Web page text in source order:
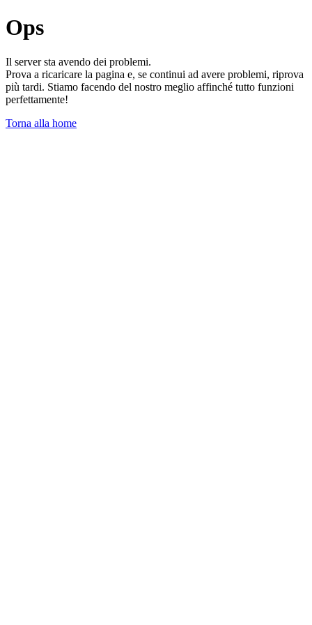
Ops
Il server sta avendo dei problemi.
Prova a ricaricare la pagina e, se continui ad avere problemi, riprova
più tardi. Stiamo facendo del nostro meglio affinché tutto funzioni
perfettamente!
Torna alla home